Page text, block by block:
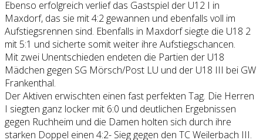
Ebenso erfolgreich verlief das Gastspiel der U12 I in
Maxdorf, das sie mit 4:2 gewannen und ebenfalls voll im
Aufstiegsrennen sind. Ebenfalls in Maxdorf siegte die U18 2
mit 5:1 und sicherte somit weiter ihre Aufstiegschancen.
Mit zwei Unentschieden endeten die Partien der U18
Mädchen gegen SG Mörsch/Post LU und der U18 III bei GW
Frankenthal.
Der Aktiven erwischten einen fast perfekten Tag. Die Herren
I siegten ganz locker mit 6:0 und deutlichen Ergebnissen
gegen Ruchheim und die Damen holten sich durch ihre
starken Doppel einen 4:2- Sieg gegen den TC Weilerbach III.